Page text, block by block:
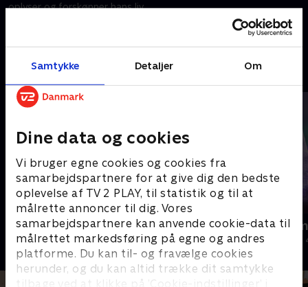
Samtykke Detaljer Om
Dine data og cookies
Vi bruger egne cookies og cookies fra
samarbejdspartnere for at give dig den bedste
oplevelse af TV 2 PLAY, til statistik og til at
målrette annoncer til dig. Vores
samarbejdspartnere kan anvende cookie-data til
målrettet markedsføring på egne og andres
platforme. Du kan til- og fravælge cookies
herunder, og du kan altid trække dit samtykke
tilbage ved at klikke på ’Cookie-indstillinger’ i
oplyser og forskønner hans liv.
Andre så også
Værkstedet UK
Livsstil • 4 sæsoner
Julelys for
2022 • Livsstil •